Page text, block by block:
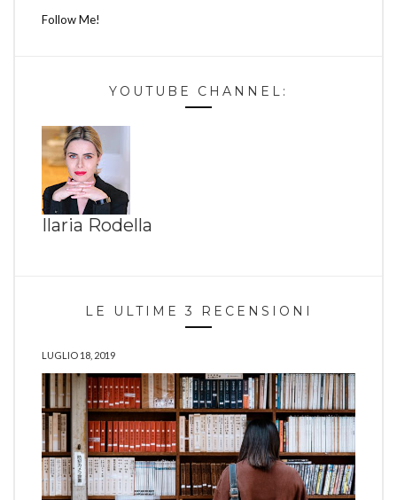
Follow Me!
YOUTUBE CHANNEL:
Ilaria Rodella
LE ULTIME 3 RECENSIONI
LUGLIO 18, 2019